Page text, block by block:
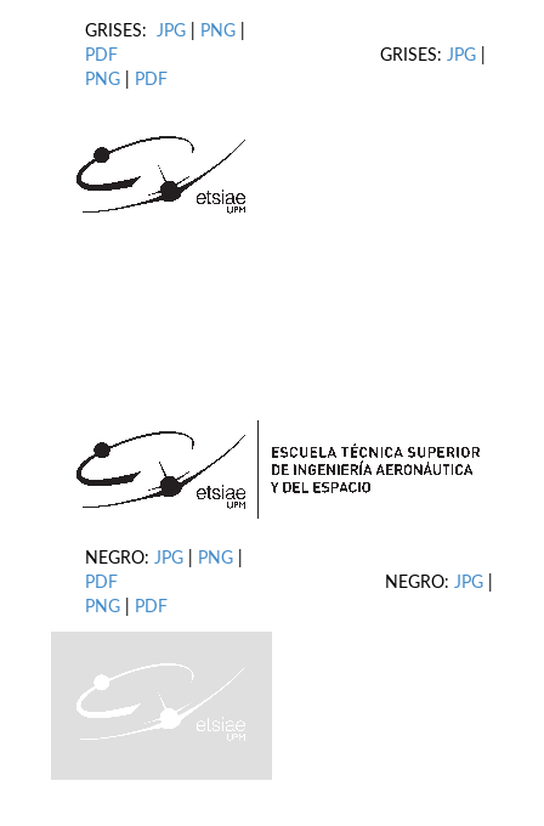
GRISES: JPG PNG
PDF GRISES: JPG
PNG
PDF
NEGRO: JPG PNG
PDF NEGRO: JPG
PNG
PDF